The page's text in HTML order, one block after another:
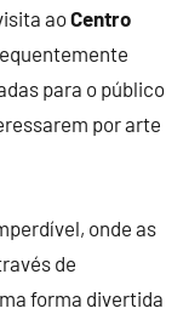
aoCentro
para o público
por arte
onde as
de
forma divertida